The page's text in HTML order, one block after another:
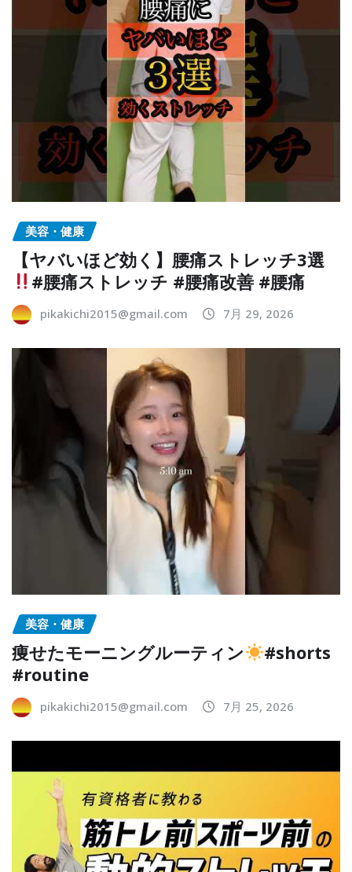
美容・健康
【ヤバいほど効く】腰痛ストレッチ3選
#腰痛ストレッチ #腰痛改善 #腰痛
pikakichi2015@gmail.com 7月 29, 2026
美容・健康
痩せたモーニングルーティン
#shorts
#routine
pikakichi2015@gmail.com 7月 25, 2026